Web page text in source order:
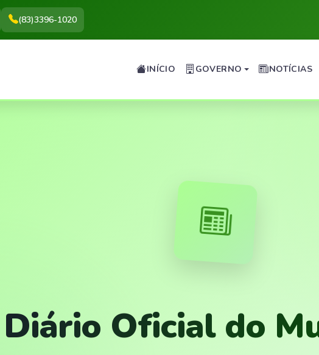
(83)3396-1020
INÍCIO GOVERNO NOTÍCIAS
Diário Oficial do